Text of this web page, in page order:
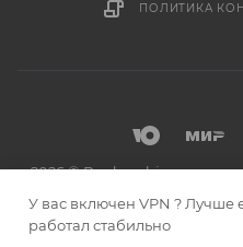
ПОЛИТИКА
2026 © Bonkombinezon-
У вас включен VPN ? Лучше
работал стабильно